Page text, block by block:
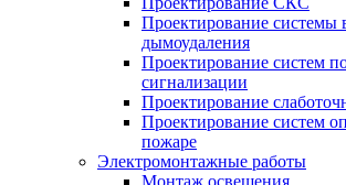
Проектирование системы
дымоудаления
Проектирование систем
сигнализации
Проектирование
Проектирование систем
пожаре
Электромонтажные работы
Монтаж освещения